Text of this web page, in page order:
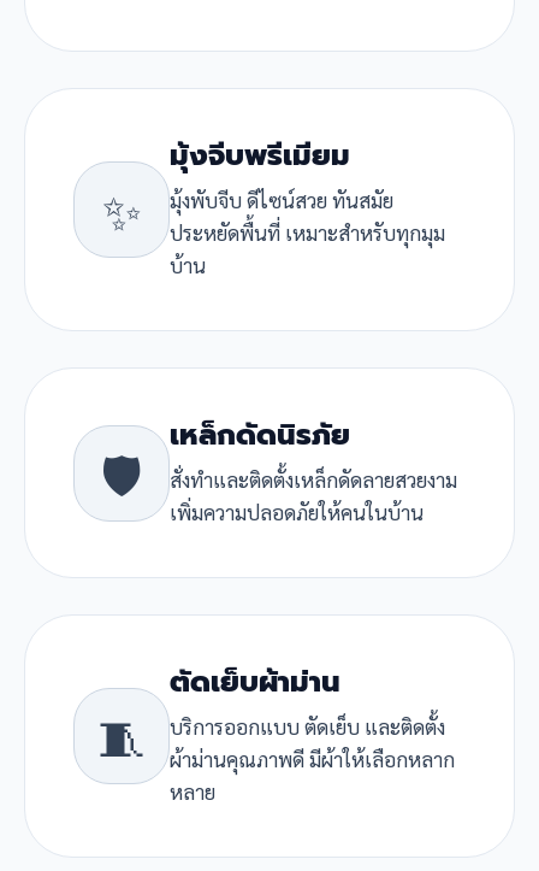
✨
มุ้งจีบพรีเมียม
มุ้งพับจีบ ดีไซน์สวย ทันสมัย
ประหยัดพื้นที่ เหมาะสำหรับทุกมุม
บ้าน
🛡️
เหล็กดัดนิรภัย
สั่งทำและติดตั้งเหล็กดัดลายสวยงาม
เพิ่มความปลอดภัยให้คนในบ้าน
🧵
ตัดเย็บผ้าม่าน
บริการออกแบบ ตัดเย็บ และติดตั้ง
ผ้าม่านคุณภาพดี มีผ้าให้เลือกหลาก
หลาย